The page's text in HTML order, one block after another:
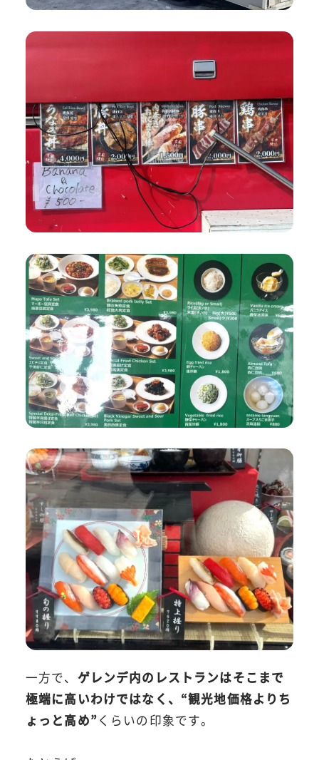
一方で、 ゲレンデ内のレストランはそこまで
極端に高いわけではなく、“観光地価格よりち
ょっと高め”くらいの印象です。